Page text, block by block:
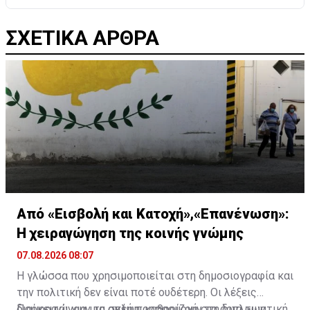
ΣΧΕΤΙΚΑ ΑΡΘΡΑ
Από «Εισβολή και Κατοχή»,«Επανένωση»:
Η χειραγώγηση της κοινής γνώμης
07.08.2026 08:07
Η γλώσσα που χρησιμοποιείται στη δημοσιογραφία και
την πολιτική δεν είναι ποτέ ουδέτερη. Οι λέξεις